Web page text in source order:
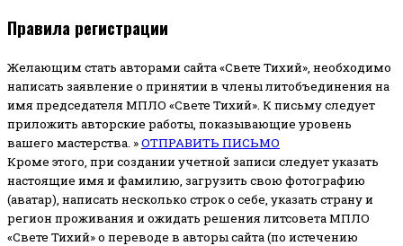
Правила регистрации
Желающим стать авторами сайта «Свете Тихий», необходимо
написать заявление о принятии в члены литобъединения на
имя председателя МПЛО «Свете Тихий». К письму следует
приложить авторские работы, показывающие уровень
вашего мастерства. »ОТПРАВИТЬ ПИСЬМО
Кроме этого, при создании учетной записи следует указать
настоящие имя и фамилию, загрузить свою фотографию
(аватар), написать несколько строк о себе, указать страну и
регион проживания и ожидать решения литсовета МПЛО
«Свете Тихий» о переводе в авторы сайта (по истечению